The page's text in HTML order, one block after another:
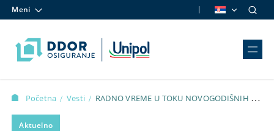
Meni
Početna / Vesti / RADNO VREME U TOKU NOVOGODIŠNIH I
BOŽIĆNIH PRAZNIKA
Aktuelno